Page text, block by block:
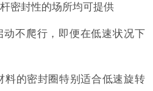
密封性的场所均可提供
动不爬行，即便在低速状况下
料的密封圈特别适合低速旋转